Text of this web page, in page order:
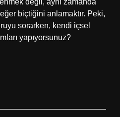
değil, aynı zamanda
biçtiğini anlamaktır. Peki,
sorarken, kendi içsel
yapıyorsunuz?